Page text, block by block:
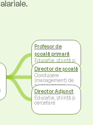
Profesor de
școală primară
Educație, știință și
cercetare
Director de școală
Conducere
(management) de
nivel superior
Director Adjunct
Educație, știință și
cercetare